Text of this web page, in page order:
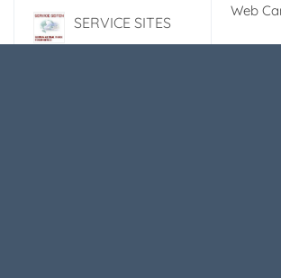
SERVICE SITES
Web